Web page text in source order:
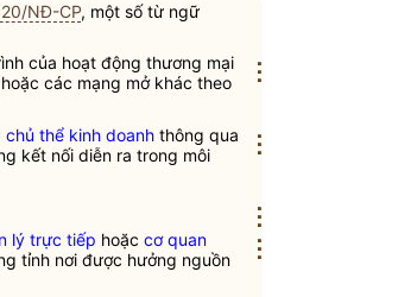
NĐ-CP, một số từ ngữ
của hoạt động thương mại
các mạng mở khác theo
chủ thể kinh doanh thông qua
kết nối diễn ra trong môi
lý trực tiếp hoặc cơ quan
tỉnh nơi được hưởng nguồn
⋮
⋮
⋮
⋮